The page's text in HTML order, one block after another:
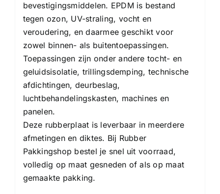
bevestigingsmiddelen. EPDM is bestand
tegen ozon, UV-straling, vocht en
veroudering, en daarmee geschikt voor
zowel binnen- als buitentoepassingen.
Toepassingen zijn onder andere tocht- en
geluidsisolatie, trillingsdemping, technische
afdichtingen, deurbeslag,
luchtbehandelingskasten, machines en
panelen.
Deze rubberplaat is leverbaar in meerdere
afmetingen en diktes. Bij Rubber
Pakkingshop bestel je snel uit voorraad,
volledig op maat gesneden of als op maat
gemaakte pakking.